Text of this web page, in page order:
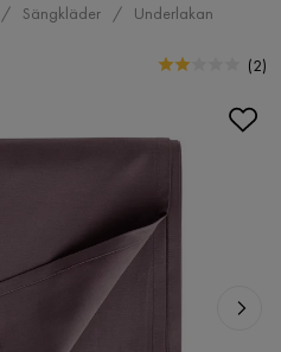
Sängkläder Underlakan
(2)